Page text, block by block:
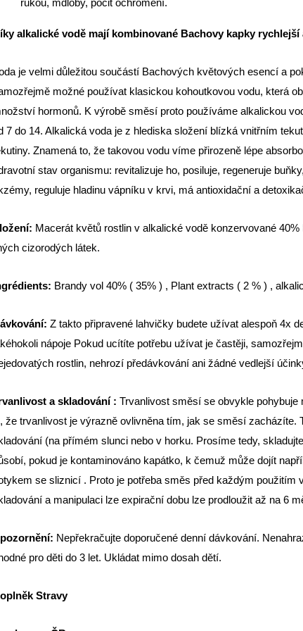
rukou, mdloby, pocit ochromení.
alkalické vodě mají kombinované Bachovy kapky
je velmi důležitou součástí Bachových květových esencí a
možné používat klasickou kohoutkovou vodu, která
hormonů. K výrobě směsí proto používáme alkalickou
7 do 14. Alkalická voda je z hlediska složení blízká vnitřním
Znamená to, že takovou vodu víme přirozeně lépe
stav organismu: revitalizuje ho, posiluje, regeneruje
reguluje hladinu vápníku v krvi, má antioxidační a
Macerát květů rostlin v alkalické vodě konzervované
cizorodých látek.
Brandy vol 40% ( 35% ) , Plant extracts ( 2 % ) ,
Z takto připravené lahvičky budete užívat alespoň 4x
nápoje Pokud ucítíte potřebu užívat je častěji,
rostlin, nehrozí předávkování ani žádné vedlejší
a skladování : Trvanlivost směsí se obvykle
že trvanlivost je výrazně ovlivněna tím, jak se směsí zacházíte.
(na přímém slunci nebo v horku. Prosíme tedy,
pokud je kontaminováno kapátko, k čemuž může dojít
se sliznicí . Proto je potřeba směs před každým použitím
a manipulaci lze expirační dobu lze prodloužit až na 6
Nepřekračujte doporučené denní dávkování.
pro děti do 3 let. Ukládat mimo dosah dětí.
Stravy